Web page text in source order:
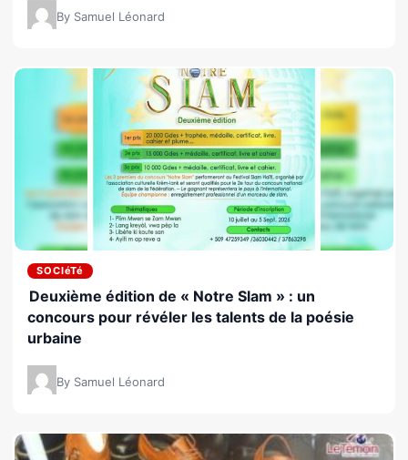
By Samuel Léonard
SOCIéTé
Deuxième édition de « Notre Slam » : un
concours pour révéler les talents de la poésie
urbaine
By Samuel Léonard